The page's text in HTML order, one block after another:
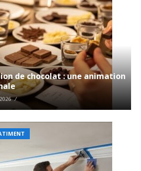
de chocolat : une animation